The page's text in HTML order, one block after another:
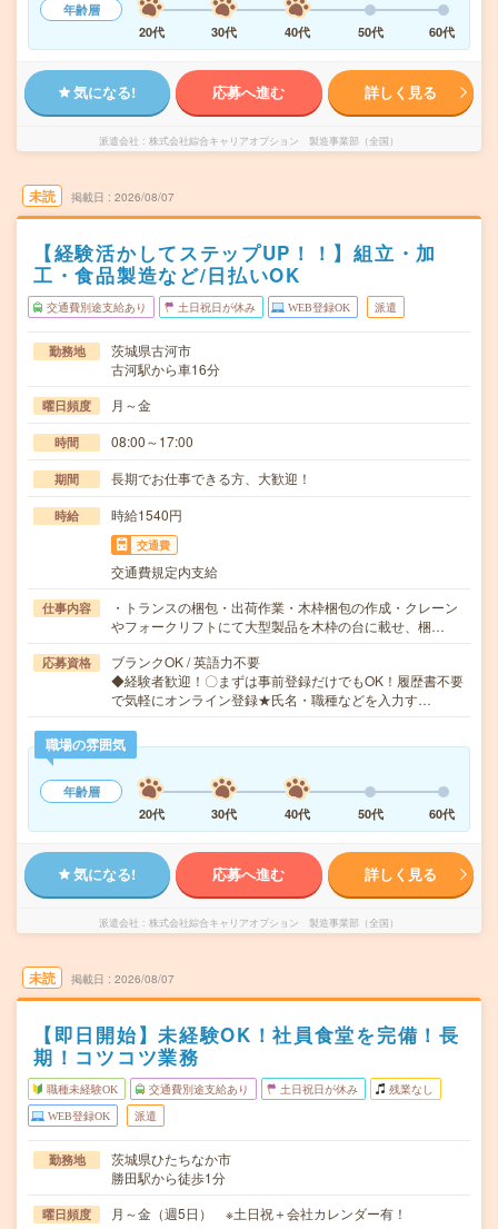
年齢層
20代
30代 40代 50代 60代
気になる! 応募へ進む 詳しく見る
派遣会社 株式会社綜合キャリアオプション 製造事業部（全国）
未読 掲載日 2026/08/07
【経験活かしてステップUP！！】組立・加
工・食品製造など/日払いOK
交通費別途支給あり 土日祝日が休み WEB登録OK 派遣
勤務地
茨城県古河市
古河駅から車16分
曜日頻度 月～金
時間 08:00～17:00
期間 長期でお仕事できる方、大歓迎！
時給 時給1540円
交通費
交通費規定内支給
仕事内容
・トランスの梱包・出荷作業・木枠梱包の作成・クレーン
やフォークリフトにて大型製品を木枠の台に載せ、梱…
応募資格
ブランクOK / 英語力不要
◆経験者歓迎！〇まずは事前登録だけでもOK！履歴書不要
で気軽にオンライン登録★氏名・職種などを入力す…
職場の雰囲気
年齢層
20代
30代 40代 50代 60代
気になる! 応募へ進む 詳しく見る
派遣会社 株式会社綜合キャリアオプション 製造事業部（全国）
未読 掲載日 2026/08/07
【即日開始】未経験OK！社員食堂を完備！長
期！コツコツ業務
職種未経験OK 交通費別途支給あり 土日祝日が休み 残業なし
WEB登録OK 派遣
勤務地
茨城県ひたちなか市
勝田駅から徒歩1分
曜日頻度 月～金（週5日） ※土日祝＋会社カレンダー有！